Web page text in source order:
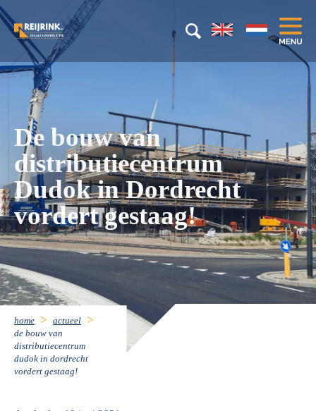
De bouw van
distributiecentrum
Dudok in Dordrecht
vordert gestaag!
home
actueel
de bouw van
distributiecentrum
dudok in dordrecht
vordert gestaag!